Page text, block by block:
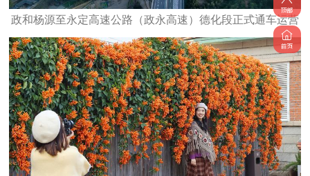
政和杨源至永定高速公路（政永高速）德化段正式通车运营